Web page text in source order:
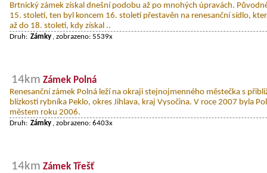
Brtnický zámek získal dnešní podobu až po mnohých úpravách.
15. století, ten byl koncem 16. století přestavěn na renesanční sídlo,
až do 18. století, kdy získal ..
Druh: Zámky , zobrazeno: 5539x
14km Zámek Polná
Renesanční zámek Polná leží na okraji stejnojmenného městečka s
blízkosti rybníka Peklo, okres Jihlava, kraj Vysočina. V roce 2007 byla
městem roku 2006.
Druh: Zámky , zobrazeno: 6403x
14km Zámek Třešť